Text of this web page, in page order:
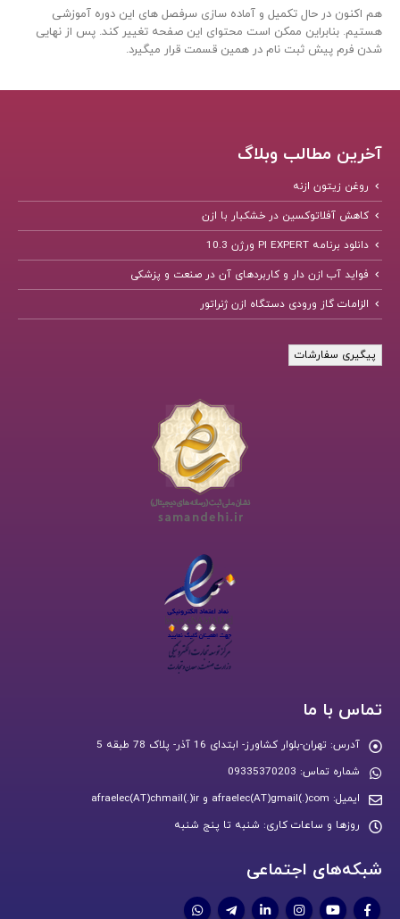
هم اکنون در حال تکمیل و آماده سازی سرفصل های این دوره آموزشی
هستیم. بنابراین ممکن است محتوای این صفحه تغییر کند. پس از نهایی
شدن فرم پیش ثبت نام در همین قسمت قرار میگیرد.
آخرین مطالب وبلاگ
روغن زیتون ازنه
کاهش آفلاتوکسین در خشکبار با ازن
دانلود برنامه PI EXPERT ورژن 10.3
فواید آب ازن دار و کاربردهای آن در صنعت و پزشکی
الزامات گاز ورودی دستگاه ازن ژنراتور
پیگیری سفارشات
تماس با ما
آدرس: تهران-بلوار کشاورز- ابتدای 16 آذر- پلاک 78 طبقه 5
شماره تماس: 09335370203
ایمیل: afraelec(AT)gmail(.)com و afraelec(AT)chmail(.)ir
روزها و ساعات کاری: شنبه تا پنج شنبه
شبکه‌های اجتماعی